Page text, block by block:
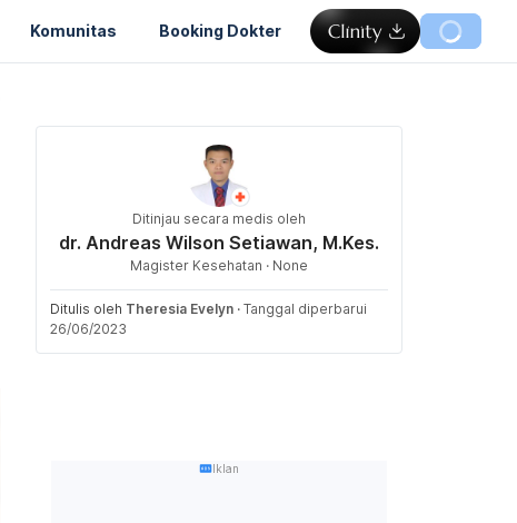
Komunitas Booking Dokter
Ditinjau secara medis oleh
dr. Andreas Wilson Setiawan, M.Kes.
Magister Kesehatan · None
Ditulis oleh Theresia Evelyn · Tanggal diperbarui
26/06/2023
Iklan